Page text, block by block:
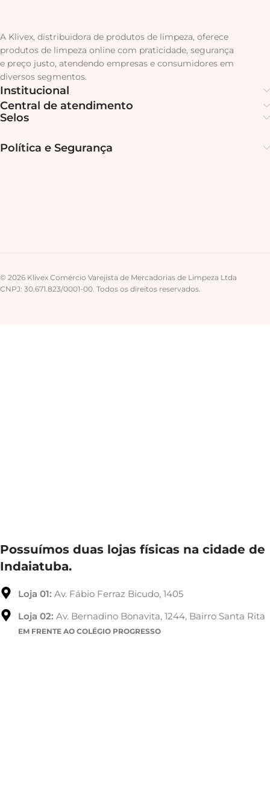
A Klivex, distribuidora de produtos de limpeza, oferece
produtos de limpeza online com praticidade, segurança
e preço justo, atendendo empresas e consumidores em
diversos segmentos.
Institucional
Central de atendimento
Selos
Política e Segurança
© 2026 Klivex Comércio Varejista de Mercadorias de Limpeza Ltda
CNPJ: 30.671.823/0001-00. Todos os direitos reservados.
Possuímos duas lojas físicas na cidade de
Indaiatuba.
Loja 01: Av. Fábio Ferraz Bicudo, 1405
Loja 02: Av. Bernadino Bonavita, 1244, Bairro Santa Rita
EM FRENTE AO COLÉGIO PROGRESSO